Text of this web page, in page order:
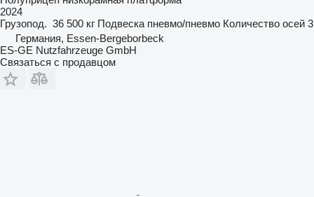
2024
Грузопод. 36 500 кг Подвеска пневмо/пневмо Количество осей 3
Германия, Essen-Bergeborbeck
ES-GE Nutzfahrzeuge GmbH
Связаться с продавцом